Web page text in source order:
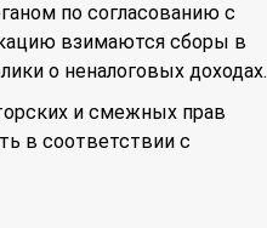
по согласованию с
взимаются сборы в
о неналоговых доходах.
и смежных прав
в соответствии с